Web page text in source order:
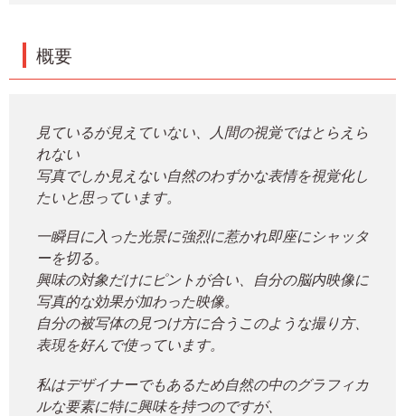
概要
見ているが見えていない、人間の視覚ではとらえら
れない
写真でしか見えない自然のわずかな表情を視覚化し
たいと思っています。
一瞬目に入った光景に強烈に惹かれ即座にシャッタ
ーを切る。
興味の対象だけにピントが合い、自分の脳内映像に
写真的な効果が加わった映像。
自分の被写体の見つけ方に合うこのような撮り方、
表現を好んで使っています。
私はデザイナーでもあるため自然の中のグラフィカ
ルな要素に特に興味を持つのですが、